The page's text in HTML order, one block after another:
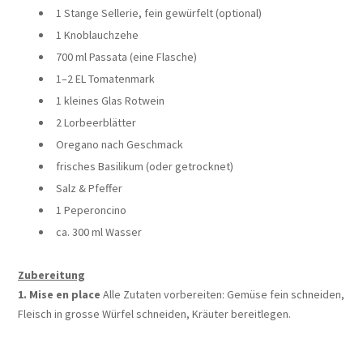
1 Stange Sellerie, fein gewürfelt (optional)
1 Knoblauchzehe
700 ml Passata (eine Flasche)
1–2 EL Tomatenmark
1 kleines Glas Rotwein
2 Lorbeerblätter
Oregano nach Geschmack
frisches Basilikum (oder getrocknet)
Salz & Pfeffer
1 Peperoncino
ca. 300 ml Wasser
Zubereitung
1. Mise en place Alle Zutaten vorbereiten: Gemüse fein schneiden,
Fleisch in grosse Würfel schneiden, Kräuter bereitlegen.